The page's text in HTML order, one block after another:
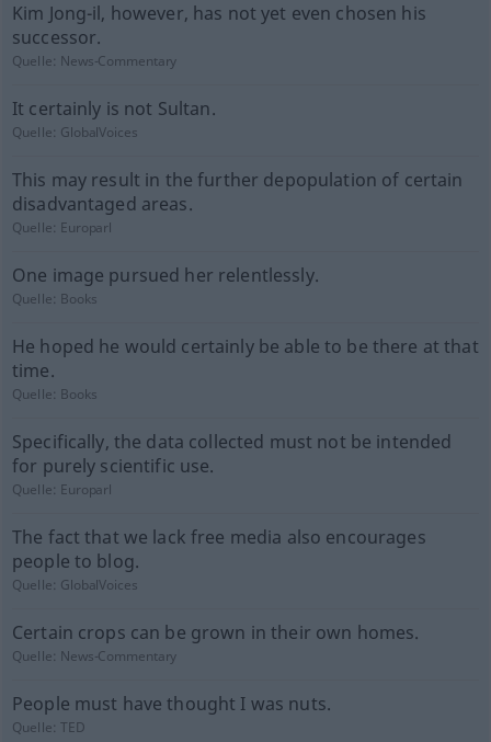
Kim Jong-il, however, has not yet even chosen his
successor.
Quelle: News-Commentary
It certainly is not Sultan.
Quelle: GlobalVoices
This may result in the further depopulation of certain
disadvantaged areas.
Quelle: Europarl
One image pursued her relentlessly.
Quelle: Books
He hoped he would certainly be able to be there at that
time.
Quelle: Books
Specifically, the data collected must not be intended
for purely scientific use.
Quelle: Europarl
The fact that we lack free media also encourages
people to blog.
Quelle: GlobalVoices
Certain crops can be grown in their own homes.
Quelle: News-Commentary
People must have thought I was nuts.
Quelle:TED